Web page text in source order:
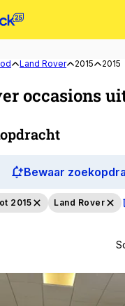
Land Rover 2015 2015
occasions
Bewaar
2015 Land Rover